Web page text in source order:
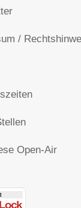
/
Open-Air